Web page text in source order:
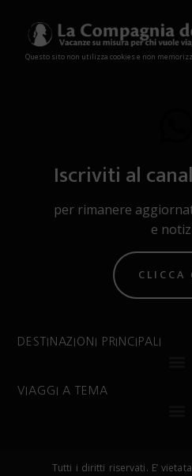
Questo sito non utilizza cookies e non
Iscriviti al
per rimanere
e
CLICCA
DESTINAZIONI PRINCIPALI
VIAGGI A TEMA
Tutti i diritti riservati. E’